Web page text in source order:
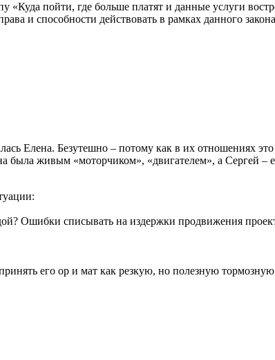
пойти, где больше платят и данные услуги
и способности действовать в рамках данного
Елена. Безутешно – потому как в их отношениях
была живым «моторчиком», «двигателем», а Сергей
Ошибки списывать на издержки продвижения
его ор и мат как резкую, но полезную